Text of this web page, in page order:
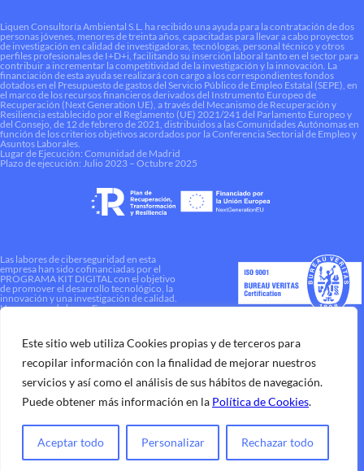
Este sitio web utiliza Cookies propias y de terceros para
recopilar información con la finalidad de mejorar nuestros
servicios y así como el análisis de sus hábitos de navegación.
Puede obtener más información en la Política de Cookies.
Personalizar Rechazar todo
Aceptar todo
Liquen Consultoría Ambiental S.L. ha recibido una ayuda para la contratación de dos
personas jóvenes, menores de treinta años, capacitadas para llevar a cabo proyectos
de investigación en calidad de investigadoras, tecnólogas, personal técnico y otros
perfiles profesionales de I+D+i, facilitando su inserción laboral tanto en el sector para
contribuir a incrementar la competitividad de la investigación y la innovación. La
financiación de esta ayuda se realizará con cargo a los correspondientes fondos
dotados en el Presupuesto de gastos del Servicio Público de Empleo Estatal (SEPE), en
el marco de los recursos financieros derivados del Instrumento Europeo de
Recuperación (Next Generation UE), a través del Mecanismo de Recuperación y
Resiliencia establecido por el Reglamento (UE) 2021/241 del Parlamento Europeo y
del Consejo, de 12 de febrero de 2021, distribuidos a las Comunidades Autónomas en
función de los criterios objetivos acordados por la Conferencia Sectorial de Empleo y
Asuntos Laborales.
Lugar de Ejecución: Comunidad de Madrid
Plazo de ejecución: Julio 2023 – Octubre 2025
Las labores de ciberseguridad en esta
empresa han sido cofinanciadas por el
PROGRAMA KIT DIGITAL con el objetivo
de promover el desarrollo tecnológico, la
innovación y una investigación de calidad.
Una manera de hacer Europa